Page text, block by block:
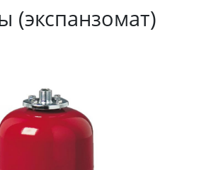
(экспанзомат)